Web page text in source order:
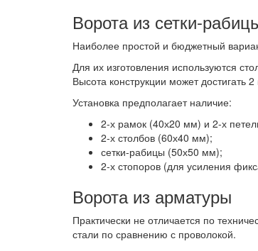
Ворота из сетки-
Наиболее простой и бюджетный
Для их изготовления используются
Высота конструкции может
Установка предполагает наличие:
2-х рамок (40х20 мм) и 2-х
2-х столбов (60х40 мм);
сетки-рабицы (50х50 мм);
2-х стопоров (для усиления
Ворота из арматуры
Практически не отличается по
стали по сравнению с проволокой.